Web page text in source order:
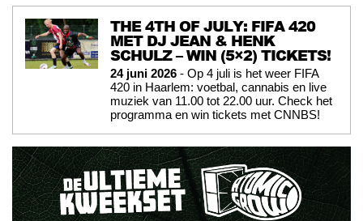
THE 4TH OF JULY: FIFA 420
MET DJ JEAN & HENK
SCHULZ – WIN (5×2) TICKETS!
24 juni 2026 - Op 4 juli is het weer FIFA
420 in Haarlem: voetbal, cannabis en live
muziek van 11.00 tot 22.00 uur. Check het
programma en win tickets met CNNBS!